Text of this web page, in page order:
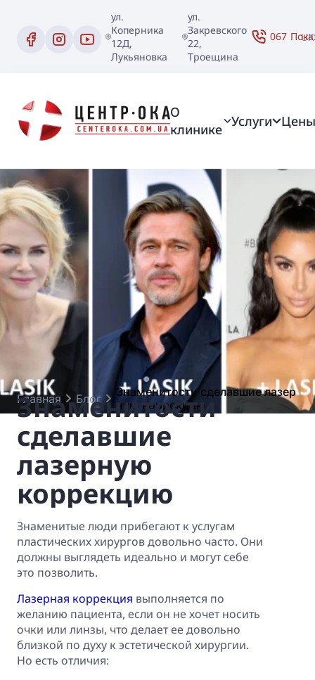
ул.
Коперника
12Д,
Лукьяновка
ул.
Закревского
22,
Троещина
067 UK
О
клинике
Услуги Цены
Главная Блог
Знаменитости сделавшие лазер
ную коррекцию
Знаменитости
сделавшие
лазерную
коррекцию
Знаменитые люди прибегают к услугам
пластических хирургов довольно часто. Они
должны выглядеть идеально и могут себе
это позволить.
Лазерная коррекция выполняется по
желанию пациента, если он не хочет носить
очки или линзы, что делает ее довольно
близкой по духу к эстетической хирургии.
Но есть отличия: